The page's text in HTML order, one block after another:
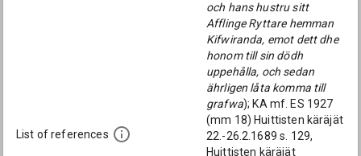
List of references
och hans hustru sitt
Afflinge Ryttare hemman
Kifwiranda, emot dett dhe
honom till sin dödh
uppehålla, och sedan
ährligen låta komma till
grafwa); KA mf. ES 1927
(mm 18) Huittisten käräjät
22.-26.2.1689 s. 129,
Huittisten käräjät